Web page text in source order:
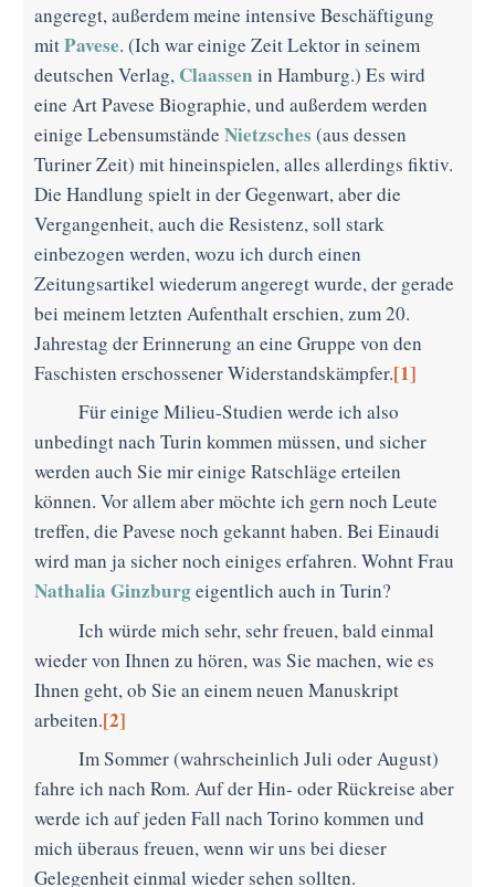
angeregt, außerdem meine intensive Beschäftigung
mitPavese. (Ich war einige Zeit Lektor in seinem
deutschen Verlag, Claassen in Hamburg.) Es wird
eine Art Pavese Biographie, und außerdem werden
einige Lebensumstände Nietzsches (aus dessen
Turiner Zeit) mit hineinspielen, alles allerdings fiktiv.
Die Handlung spielt in der Gegenwart, aber die
Vergangenheit, auch die Resistenz, soll stark
einbezogen werden, wozu ich durch einen
Zeitungsartikel wiederum angeregt wurde, der gerade
bei meinem letzten Aufenthalt erschien, zum 20.
Jahrestag der Erinnerung an eine Gruppe von den
Faschisten erschossener Widerstandskämpfer.[1]
Für einige Milieu-Studien werde ich also
unbedingt nach Turin kommen müssen, und sicher
werden auch Sie mir einige Ratschläge erteilen
können. Vor allem aber möchte ich gern noch Leute
treffen, die Pavese noch gekannt haben. Bei Einaudi
wird man ja sicher noch einiges erfahren. Wohnt Frau
Nathalia Ginzburgeigentlich auch in Turin?
Ich würde mich sehr, sehr freuen, bald einmal
wieder von Ihnen zu hören, was Sie machen, wie es
Ihnen geht, ob Sie an einem neuen Manuskript
arbeiten.[2]
Im Sommer (wahrscheinlich Juli oder August)
fahre ich nach Rom. Auf der Hin- oder Rückreise aber
werde ich auf jeden Fall nach Torino kommen und
mich überaus freuen, wenn wir uns bei dieser
Gelegenheit einmal wieder sehen sollten.